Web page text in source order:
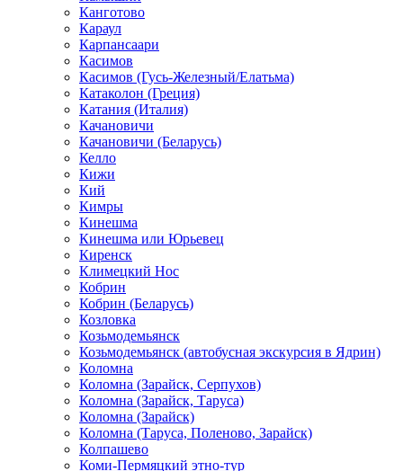
Канготово
Караул
Карпансаари
Касимов
Касимов (Гусь-Железный/Елатьма)
Катаколон (Греция)
Катания (Италия)
Качановичи
Качановичи (Беларусь)
Келло
Кижи
Кий
Кимры
Кинешма
Кинешма или Юрьевец
Киренск
Климецкий Нос
Кобрин
Кобрин (Беларусь)
Козловка
Козьмодемьянск
Козьмодемьянск (автобусная экскурсия в Ядрин)
Коломна
Коломна (Зарайск, Серпухов)
Коломна (Зарайск, Таруса)
Коломна (Зарайск)
Коломна (Таруса, Поленово, Зарайск)
Колпашево
Коми-Пермяцкий этно-тур